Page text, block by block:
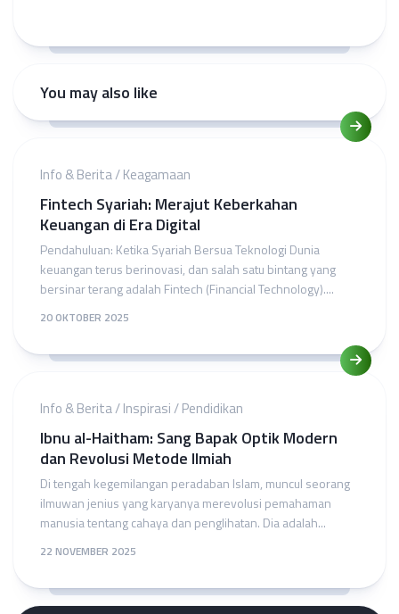
You may also like
Info & Berita/Keagamaan
Fintech Syariah: Merajut Keberkahan
Keuangan di Era Digital
Pendahuluan: Ketika Syariah Bersua Teknologi Dunia
keuangan terus berinovasi, dan salah satu bintang yang
bersinar terang adalah Fintech (Financial Technology)....
20 OKTOBER 2025
Info & Berita/Inspirasi/Pendidikan
Ibnu al-Haitham: Sang Bapak Optik Modern
dan Revolusi Metode Ilmiah
Di tengah kegemilangan peradaban Islam, muncul seorang
ilmuwan jenius yang karyanya merevolusi pemahaman
manusia tentang cahaya dan penglihatan. Dia adalah...
22 NOVEMBER 2025